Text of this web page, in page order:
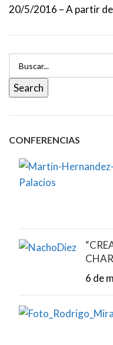
20/5/2016 – A partir
Search
CONFERENCIAS
6 de